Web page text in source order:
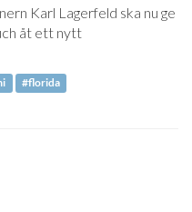
Karl Lagerfeld ska nu ge
åt ett nytt
#florida